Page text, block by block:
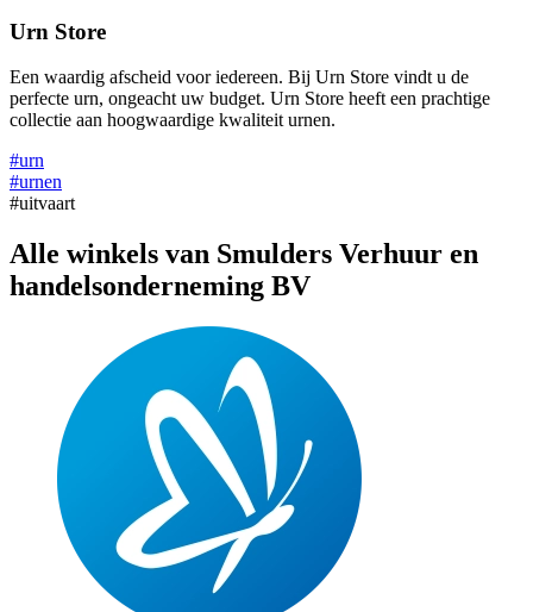
Urn Store
Een waardig afscheid voor iedereen. Bij Urn Store vindt u de
perfecte urn, ongeacht uw budget. Urn Store heeft een prachtige
collectie aan hoogwaardige kwaliteit urnen.
#urn
#urnen
#uitvaart
Alle winkels van Smulders Verhuur en
handelsonderneming BV